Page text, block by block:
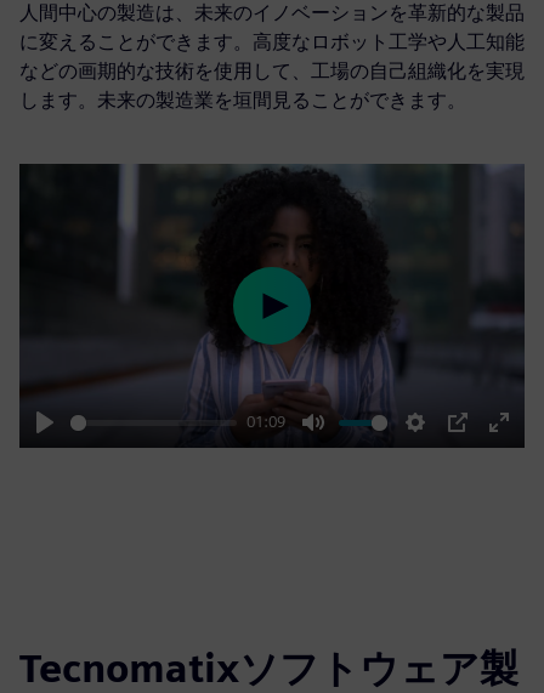
人間中心の製造は、未来のイノベーションを革新的な製品
に変えることができます。高度なロボット工学や人工知能
などの画期的な技術を使用して、工場の自己組織化を実現
します。未来の製造業を垣間見ることができます。
Play
01:09
Mute Settings
PIP
Enter
Play
Tecnomatixソフトウェア製